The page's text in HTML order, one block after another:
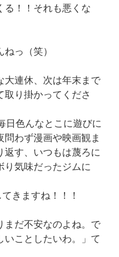
る！！それも悪くな
っ（笑）
大連休、次は年末まで
取り掛かってくださ
日色んなとこに遊びに
わず漫画や映画観ま
返す、いつもは蔑ろに
り気味だったジムに
きますね！！！
まだ不安なのよね。で
いことしたいわ。」て